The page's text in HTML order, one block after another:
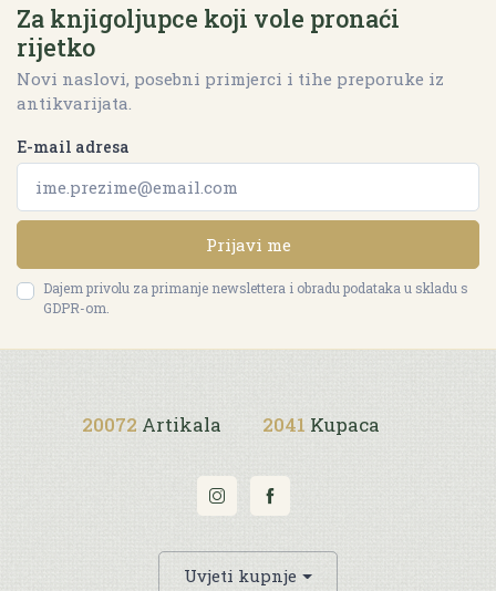
Za knjigoljupce koji vole pronaći
rijetko
Novi naslovi, posebni primjerci i tihe preporuke iz
antikvarijata.
E-mail adresa
Prijavi me
Dajem privolu za primanje newslettera i obradu podataka u skladu s
GDPR-om.
20072 Artikala 2041 Kupaca
Uvjeti kupnje